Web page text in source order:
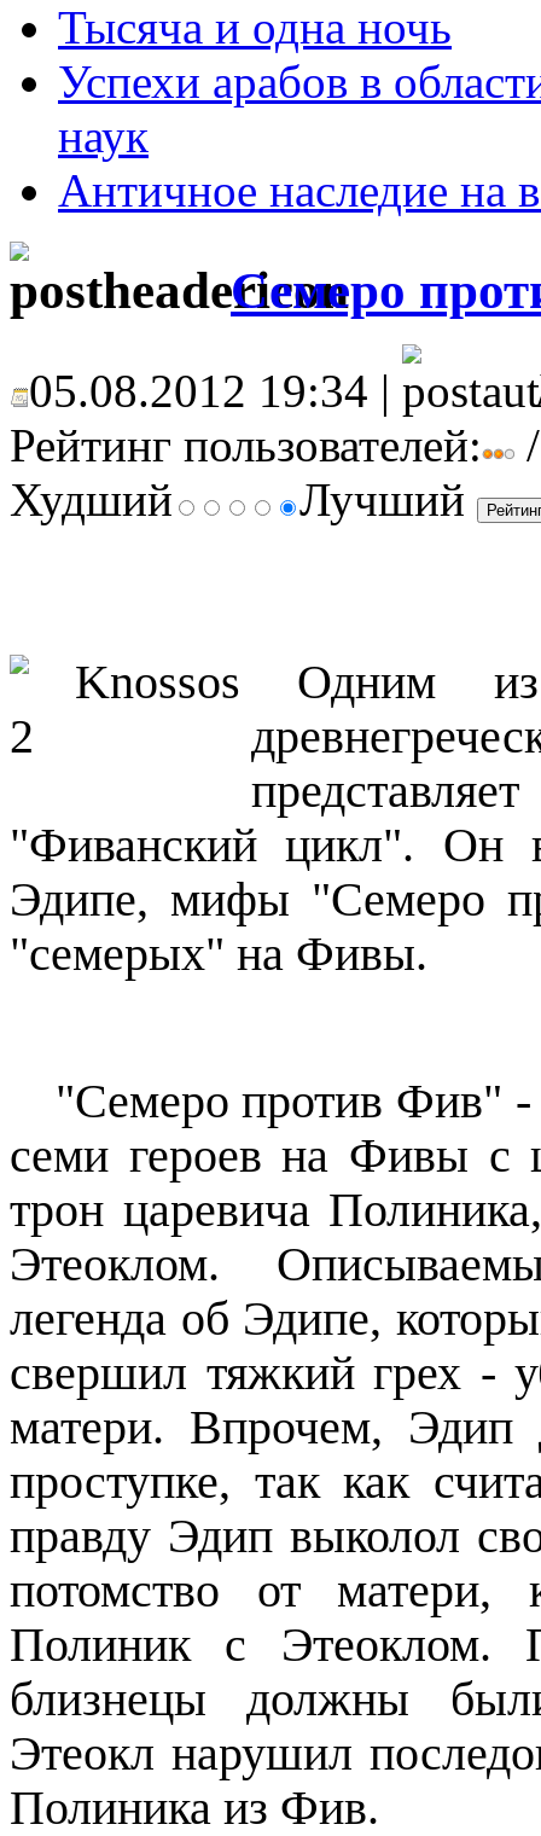
Тысяча и одна ночь
Успехи арабов в
наук
Античное наследие на
Семеро
05.08.2012 19:34 |
Рейтинг пользователей:
Худший
Лучший
Одним из
"Фиванский цикл". Он
Эдипе, мифы "Семеро
"семерых" на Фивы.
"Семеро против Фив" -
семи героев на Фивы с
трон царевича
Этеоклом.
легенда об Эдипе,
свершил тяжкий грех -
матери. Впрочем, Эдип
проступке, так как
правду Эдип выколол
потомство от матери,
Полиник с Этеоклом.
близнецы должны
Этеокл нарушил
Полиника из Фив.